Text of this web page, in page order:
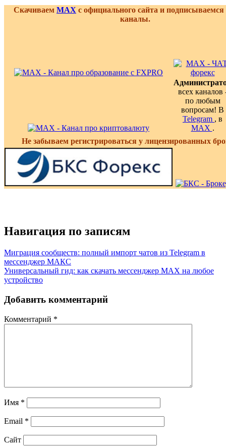
Скачиваем MAX с официального сайта и
каналы.
всех каналов
по любым
вопросам! В
Telegram , в
MAX .
Не забываем регистрироваться у лицензированных
Навигация по записям
Миграция сообществ: полный импорт чатов из Telegram в
мессенджер МАКС
Универсальный гид: как скачать мессенджер MAX на любое
устройство
Добавить комментарий
Комментарий *
Имя *
Email *
Сайт